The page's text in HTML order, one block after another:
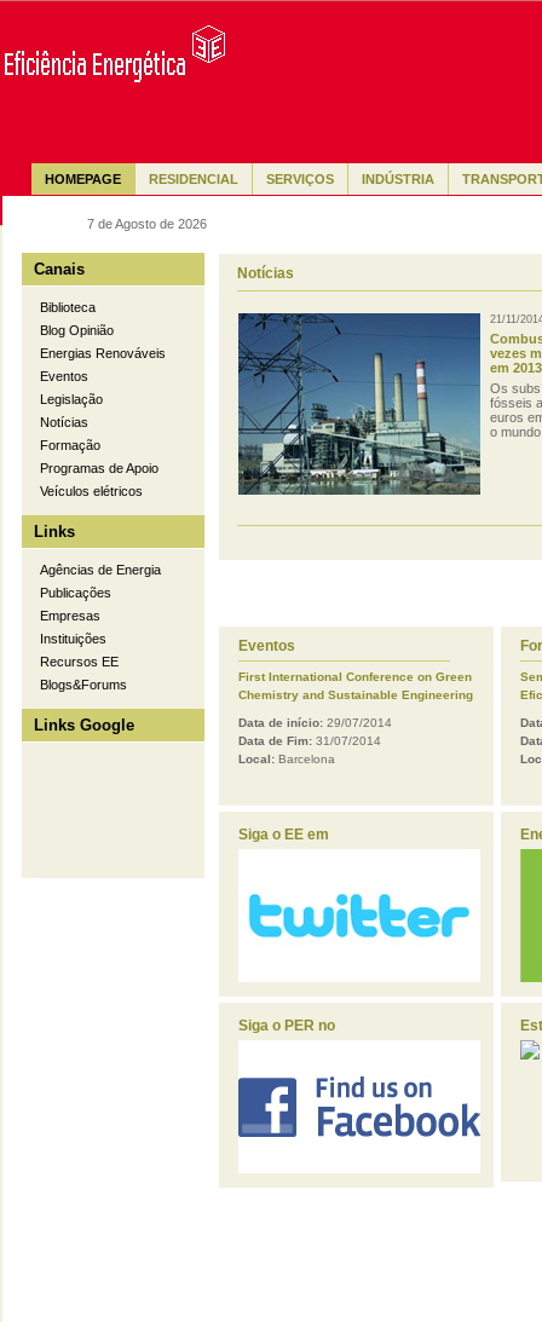
HOMEPAGE RESIDENCIAL SERVIÇOS INDÚSTRIA
7 de Agosto de 2026
Canais
Biblioteca
Blog Opinião
Energias Renováveis
Eventos
Legislação
Notícias
Formação
Programas de Apoio
Veículos elétricos
Links
Agências de Energia
Publicações
Empresas
Instituições
Recursos EE
Blogs&Forums
Links Google
Notícias
21/11/
vezes
em 2013
Os
fósseis
euros
o
Eventos
First International Conference on Green
Chemistry and Sustainable Engineering
Data de início: 29/07/2014
Data de Fim: 31/07/2014
Local: Barcelona
Siga o EE em
Siga o PER no